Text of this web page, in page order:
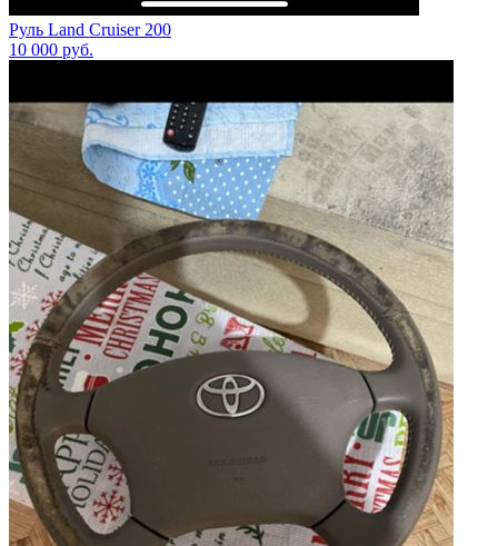
Руль Land Cruiser 200
10 000 руб.